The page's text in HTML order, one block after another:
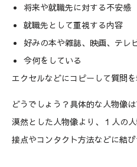
将来や就職先に対する不安感
就職先として重視する内容
好みの本や雑誌、映画、テレ
今何をしている
エクセルなどにコピーして質問を
どうでしょう？具体的な人物像
漠然とした人物像より、１人の
接点やコンタクト方法などに結び